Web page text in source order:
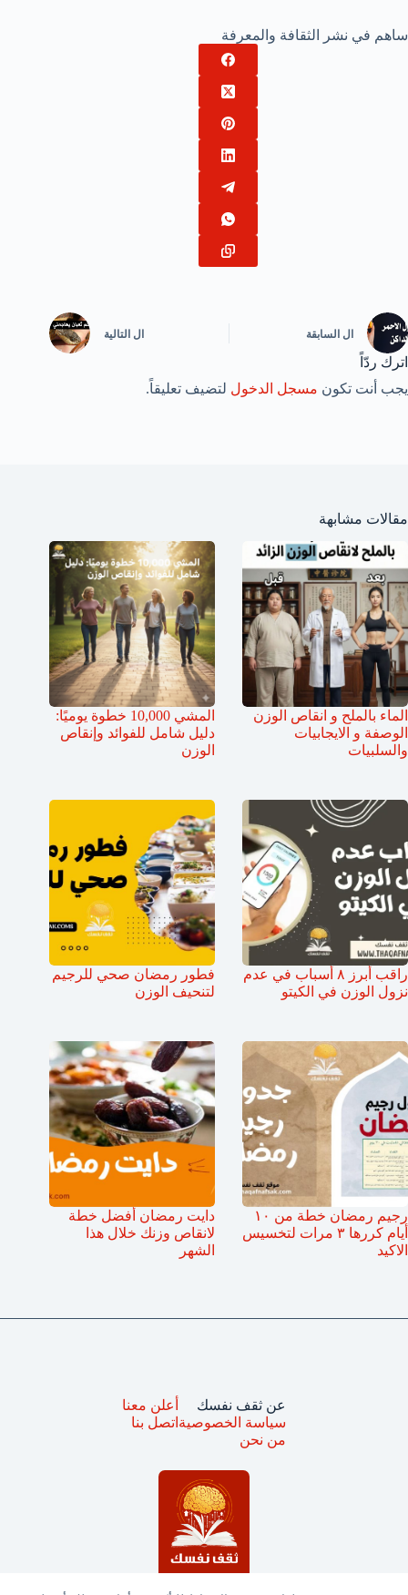
ساهم في نشر الثقافة والمعرفة
ال السابقة ال التالية
اترك ردّاً
يجب أنت تكون مسجل الدخول لتضيف تعليقاً.
مقالات مشابهة
الماء بالملح و انقاص الوزن
الوصفة و الايجابيات
والسلبيات
المشي 10,000 خطوة يوميًا:
دليل شامل للفوائد وإنقاص
الوزن
راقب أبرز ٨ أسباب في عدم
نزول الوزن في الكيتو
فطور رمضان صحي للرجيم
لتنحيف الوزن
رجيم رمضان خطة من ١٠
أيام كررها ٣ مرات لتخسيس
الاكيد
دايت رمضان أفضل خطة
لانقاص وزنك خلال هذا
الشهر
عن ثقف نفسك
سياسة الخصوصية
من نحن
أعلن معنا
اتصل بنا